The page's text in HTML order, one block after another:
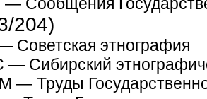
204)
Советская этнография
Сибирский
— Труды